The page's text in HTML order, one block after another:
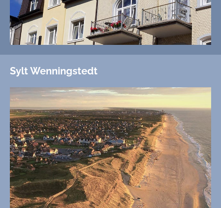
Sylt Wenningstedt